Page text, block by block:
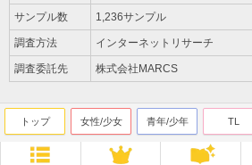
サンプル数 1,236サンプル
調査方法 インターネットリサーチ
調査委託先 株式会社MARCS
トップ 女性/少女 青年/少年 TL